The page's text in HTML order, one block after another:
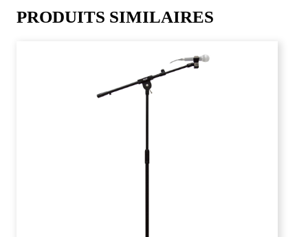
PRODUITS SIMILAIRES